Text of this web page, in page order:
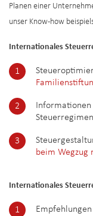
Planen einer
unser Know-how
Internationales
Informationen
beim Wegzug
Internationales